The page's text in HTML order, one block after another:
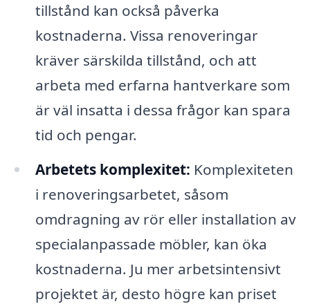
tillstånd kan också påverka
kostnaderna. Vissa renoveringar
kräver särskilda tillstånd, och att
arbeta med erfarna hantverkare som
är väl insatta i dessa frågor kan spara
tid och pengar.
Arbetets komplexitet: Komplexiteten
i renoveringsarbetet, såsom
omdragning av rör eller installation av
specialanpassade möbler, kan öka
kostnaderna. Ju mer arbetsintensivt
projektet är, desto högre kan priset